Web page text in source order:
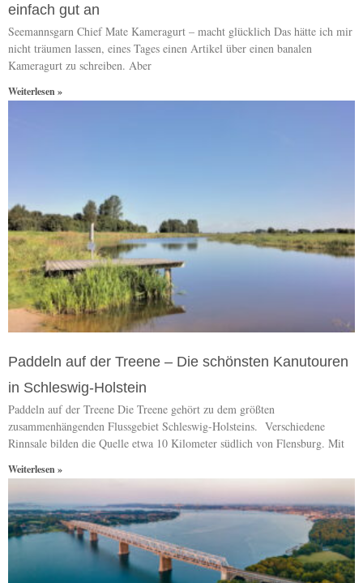
einfach gut an
Seemannsgarn Chief Mate Kameragurt – macht glücklich Das hätte ich mir
nicht träumen lassen, eines Tages einen Artikel über einen banalen
Kameragurt zu schreiben. Aber
Weiterlesen »
Paddeln auf der Treene – Die schönsten Kanutouren
in Schleswig-Holstein
Paddeln auf der Treene Die Treene gehört zu dem größten
zusammenhängenden Flussgebiet Schleswig-Holsteins. Verschiedene
Rinnsale bilden die Quelle etwa 10 Kilometer südlich von Flensburg. Mit
Weiterlesen »